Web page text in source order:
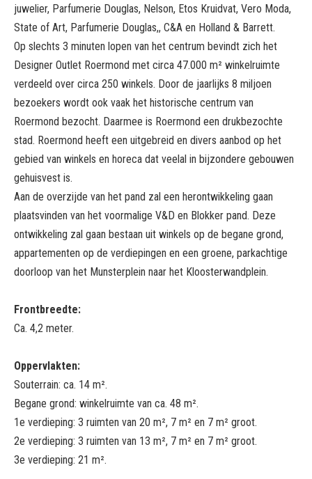
juwelier, Parfumerie Douglas, Nelson, Etos Kruidvat, Vero Moda,
State of Art, Parfumerie Douglas,, C&A en Holland & Barrett.
Op slechts 3 minuten lopen van het centrum bevindt zich het
Designer Outlet Roermond met circa 47.000 m² winkelruimte
verdeeld over circa 250 winkels. Door de jaarlijks 8 miljoen
bezoekers wordt ook vaak het historische centrum van
Roermond bezocht. Daarmee is Roermond een drukbezochte
stad. Roermond heeft een uitgebreid en divers aanbod op het
gebied van winkels en horeca dat veelal in bijzondere gebouwen
gehuisvest is.
Aan de overzijde van het pand zal een herontwikkeling gaan
plaatsvinden van het voormalige V&D en Blokker pand. Deze
ontwikkeling zal gaan bestaan uit winkels op de begane grond,
appartementen op de verdiepingen en een groene, parkachtige
doorloop van het Munsterplein naar het Kloosterwandplein.
Frontbreedte:
Ca. 4,2 meter.
Oppervlakten:
Souterrain: ca. 14 m².
Begane grond: winkelruimte van ca. 48 m².
1e verdieping: 3 ruimten van 20 m², 7 m² en 7 m² groot.
2e verdieping: 3 ruimten van 13 m², 7 m² en 7 m² groot.
3e verdieping: 21 m².